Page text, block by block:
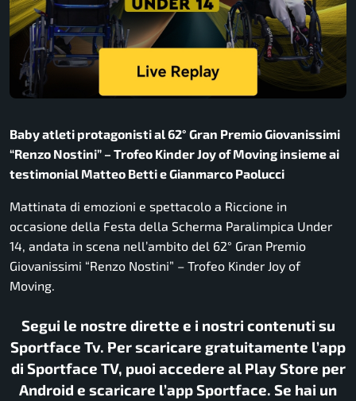
Baby atleti protagonisti al 62° Gran Premio Giovanissimi
“Renzo Nostini” – Trofeo Kinder Joy of Moving insieme ai
testimonial Matteo Betti e Gianmarco Paolucci
Mattinata di emozioni e spettacolo a Riccione in
occasione della Festa della Scherma Paralimpica Under
14, andata in scena nell’ambito del 62° Gran Premio
Giovanissimi “Renzo Nostini” – Trofeo Kinder Joy of
Moving.
Segui le nostre dirette e i nostri contenuti su
Sportface Tv. Per scaricare gratuitamente l’app
di Sportface TV, puoi accedere al Play Store per
Android e scaricare l’app Sportface. Se hai un